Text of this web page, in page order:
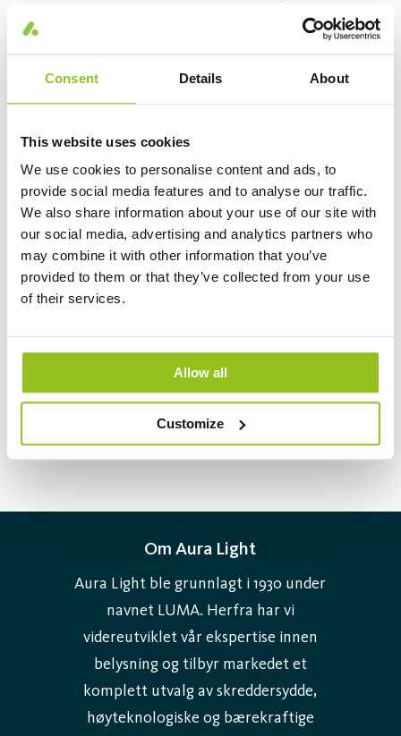
Consent Details About
This website uses cookies
We use cookies to personalise content and ads, to
provide social media features and to analyse our traffic.
We also share information about your use of our site with
our social media, advertising and analytics partners who
may combine it with other information that you’ve
provided to them or that they’ve collected from your use
of their services.
Allow all
Customize
pdf ved å klikke i ruten og "LEGG TIL SOM PDF"
Filter
Melia CE L600 1600 DALI
Artikkelnummer 21528901620
Effekt (W) 12
Lengde (mm) 600
Fargetemperatur (K) 3000; 4000; 5700
Lumen (lm) 1510
Logg inn
Om Aura Light
Aura Light ble grunnlagt i 1930 under
navnet LUMA. Herfra har vi
videreutviklet vår ekspertise innen
belysning og tilbyr markedet et
komplett utvalg av skreddersydde,
høyteknologiske og bærekraftige